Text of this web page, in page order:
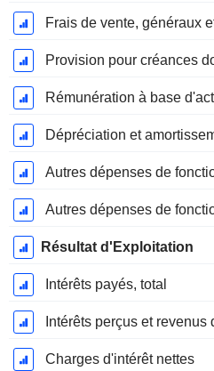
Frais de vente, généraux
Provision pour créances
Rémunération à base
Dépréciation et
Autres dépenses de
Autres dépenses de
Résultat d'Exploitation
Intérêts payés, total
Intérêts perçus et revenus
Charges d'intérêt nettes